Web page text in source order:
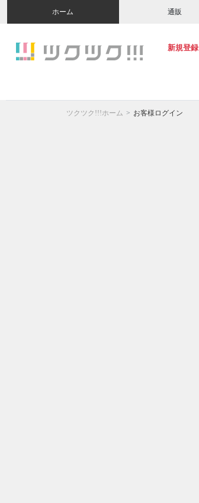
ホーム 通販
新規登録
ツクツク!!!ホーム お客様ログイン